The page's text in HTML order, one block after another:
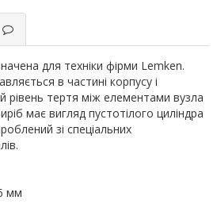
для техніки фірми Lemken.
в частині корпусу і
рівень тертя між елементами вузла
має вигляд пустотілого циліндра
зі спеціальних
мм